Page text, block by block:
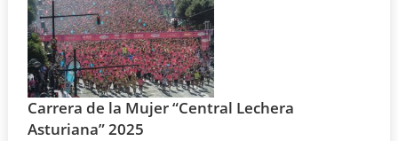
Carrera de la Mujer “Central Lechera
Asturiana” 2025